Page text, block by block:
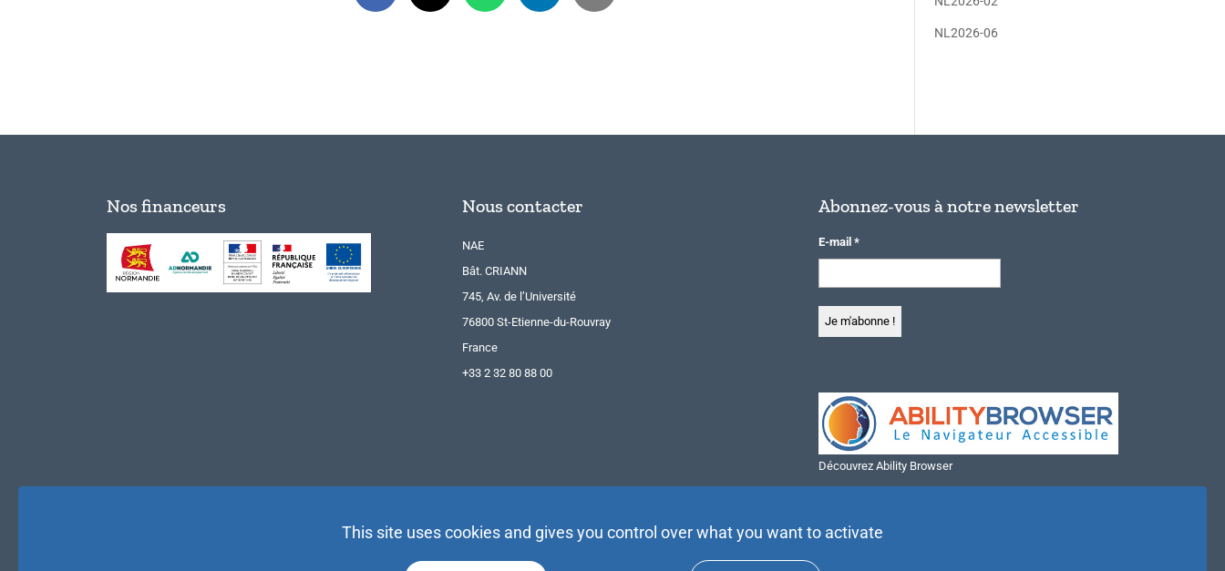
NL2026-06
Nos financeurs Nous contacter
NAE
Bât. CRIANN
745, Av. de l’Université
76800 St-Etienne-du-Rouvray
France
+33 2 32 80 88 00
Abonnez-vous à notre newsletter
E-mail *
Découvrez Ability Browser
This site uses cookies and gives you control over what you want to activate